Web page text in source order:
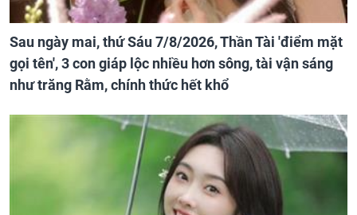
Sau ngày mai, thứ Sáu 7/8/2026, Thần Tài 'điểm mặt
gọi tên', 3 con giáp lộc nhiều hơn sông, tài vận sáng
như trăng Rằm, chính thức hết khổ